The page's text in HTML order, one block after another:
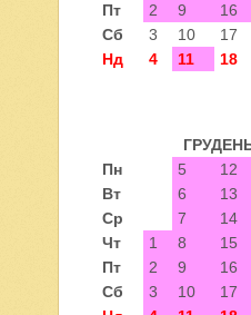
Пт
2 9 16
Сб
3 10 17
Нд
4 11 18
Пн
5 12
Вт
6 13
Ср
7 14
Чт
1 8 15
Пт
2 9 16
Сб
3 10 17